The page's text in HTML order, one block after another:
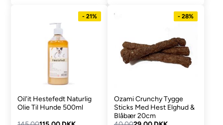
- 21%
Oil'it Hestefedt Naturlig
Olie Til Hunde 500ml
- 28%
Ozami Crunchy Tygge
Sticks Med Hest Elghud &
Blåbær 20cm